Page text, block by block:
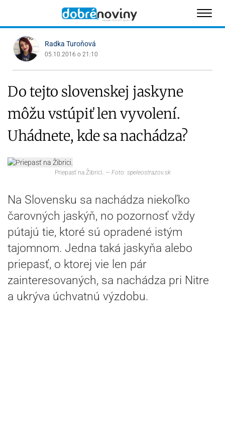
Radka Turoňová
05.10.2016 o 21:10
Do tejto slovenskej jaskyne
môžu vstúpiť len vyvolení.
Uhádnete, kde sa nachádza?
Priepasť na Žibrici. — Foto: speleostrazov.sk
Na Slovensku sa nachádza niekoľko
čarovných jaskýň, no pozornosť vždy
pútajú tie, ktoré sú opradené istým
tajomnom. Jedna taká jaskyňa alebo
priepasť, o ktorej vie len pár
zainteresovaných, sa nachádza pri Nitre
a ukrýva úchvatnú výzdobu.